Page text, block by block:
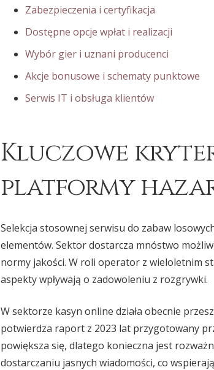
Zabezpieczenia i certyfikacja
Dostępne opcje wpłat i realizacji
Wybór gier i uznani producenci
Akcje bonusowe i schematy punktowe
Serwis IT i obsługa klientów
Kluczowe
platformy
Selekcja stosownej serwisu do zabaw
elementów. Sektor dostarcza mnóstwo
normy jakości. W roli operator z wieloletnim
aspekty wpływają o zadowoleniu z rozgrywki.
W sektorze kasyn online działa obecnie
potwierdza raport z 2023 lat przygotowany
powiększa się, dlatego konieczna jest
dostarczaniu jasnych wiadomości, co